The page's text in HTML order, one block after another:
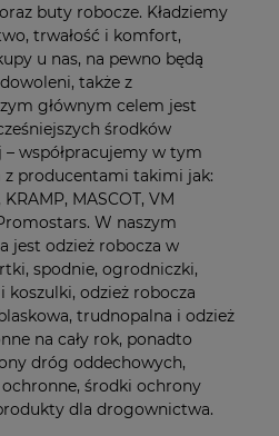
buty robocze. Kładziemy
trwałość i komfort,
u nas, na pewno będą
także z
głównym celem jest
środków
współpracujemy w tym
z producentami takimi jak:
KRAMP, MASCOT, VM
W naszym
jest odzież robocza w
spodnie, ogrodniczki,
koszulki, odzież robocza
trudnopalna i odzież
na cały rok, ponadto
dróg oddechowych,
ochronne, środki ochrony
dla drogownictwa.